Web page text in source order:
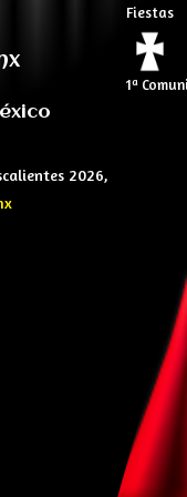
Fiestas
1ª
2026,